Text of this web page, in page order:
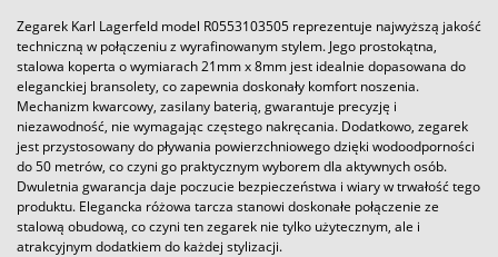
Zegarek Karl Lagerfeld model R0553103505 reprezentuje najwyższą jakość
techniczną w połączeniu z wyrafinowanym stylem. Jego prostokątna,
stalowa koperta o wymiarach 21mm x 8mm jest idealnie dopasowana do
eleganckiej bransolety, co zapewnia doskonały komfort noszenia.
Mechanizm kwarcowy, zasilany baterią, gwarantuje precyzję i
niezawodność, nie wymagając częstego nakręcania. Dodatkowo, zegarek
jest przystosowany do pływania powierzchniowego dzięki wodoodporności
do 50 metrów, co czyni go praktycznym wyborem dla aktywnych osób.
Dwuletnia gwarancja daje poczucie bezpieczeństwa i wiary w trwałość tego
produktu. Elegancka różowa tarcza stanowi doskonałe połączenie ze
stalową obudową, co czyni ten zegarek nie tylko użytecznym, ale i
atrakcyjnym dodatkiem do każdej stylizacji.